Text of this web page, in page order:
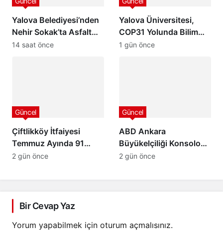
Yalova Belediyesi’nden
Nehir Sokak’ta Asfalt
Hamlesi
14 saat önce
Yalova Üniversitesi,
COP31 Yolunda Bilim
Diplomasisi Akademi
1 gün önce
Çiftlikköy İtfaiyesi
Temmuz Ayında 91
Olaya Müdahale Etti:
Güncel
2 gün önce
ABD Ankara
Büyükelçiliği Konsolosu
Matthew Smith’ten
Güncel
2 gün önce
Bir Cevap Yaz
Yorum yapabilmek için oturum açmalısınız.